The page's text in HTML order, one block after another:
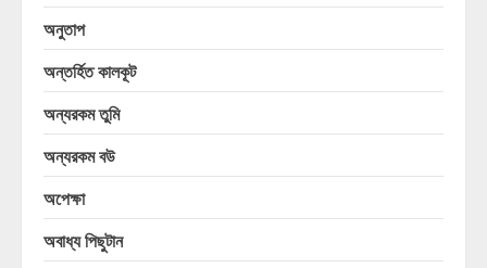
অনুতাপ
অন্তর্হিত কালকূট
অন্যরকম তুমি
অন্যরকম বউ
অপেক্ষা
অবাধ্য পিছুটান